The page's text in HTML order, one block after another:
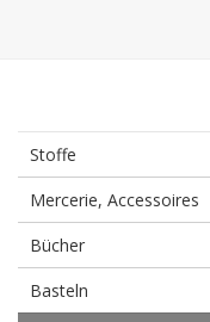
Stoffe
Mercerie, Accessoires
Bücher
Basteln